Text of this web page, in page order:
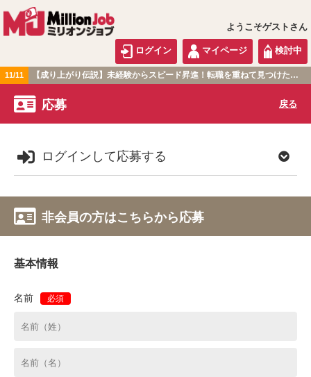
ようこそゲストさん
ログイン マイページ 検討中
11/11 【成り上がり伝説】未経験からスピード昇進！転職を重ねて見つけた『本当に働きやすい職場』とは？
関東版
応募 戻る
ログインして応募する
非会員の方はこちらから応募
基本情報
名前 必須